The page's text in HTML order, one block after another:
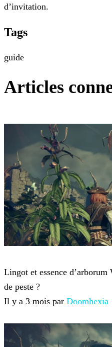
d’invitation.
Tags
guide
Articles
Lingot et essence
de peste ?
Il y a 3 mois par Doomhexia